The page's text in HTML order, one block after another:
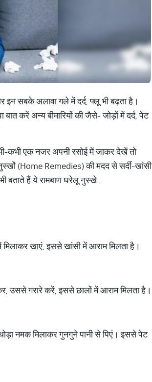
सबके अलावा गले में दर्द, फ्लू भी बढ़ता है।
करें अन्य बीमारियों की जैसे- जोड़ों में दर्द, पेट
कभी एक नजर अपनी रसोई में जाकर देखें तो
(Home Remedies) की मदद से सर्दी-खांसी
हैं ये रामबाण घरेलू नुस्खे..
खाएं, इससे खांसी में आराम मिलता है।
उससे गरारे करें, इससे छालों में आराम मिलता है।
नमक मिलाकर गुनगुने पानी से पिएं। इससे पेट